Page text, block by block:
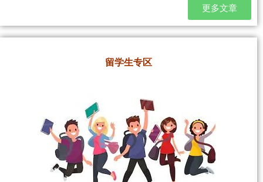
更多文章
留学生专区